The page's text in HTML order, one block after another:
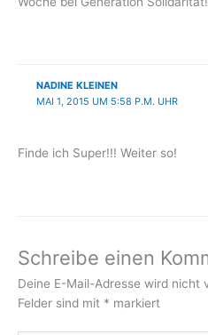
NADINE KLEINEN
MAI 1, 2015 UM 5:58 P.M. UHR
Finde ich Super!!! Weiter so!
Schreibe einen
Deine E-Mail-Adresse wird nicht
Felder sind mit * markiert